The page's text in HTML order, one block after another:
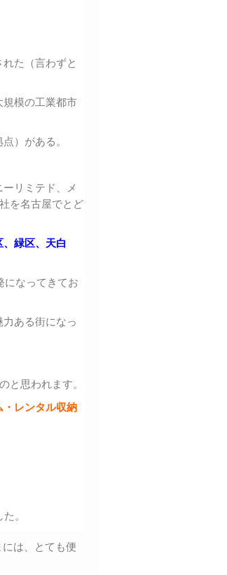
た（言わずと
規模の工業都市
）がある。
リミテド、メ
を名古屋でとど
緑区、天白
になってきてお
ある街になっ
と思われます。
・レンタル収納
。
は、とても便